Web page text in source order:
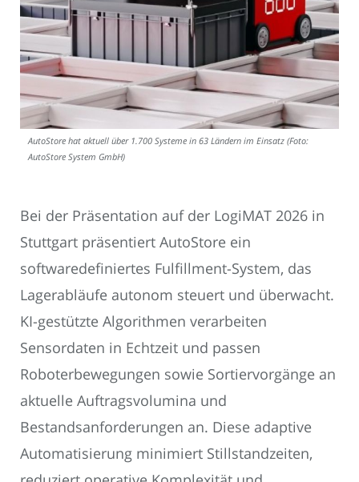
AutoStore hat aktuell über 1.700 Systeme in 63 Ländern im Einsatz (Foto:
AutoStore System GmbH)
Bei der Präsentation auf der LogiMAT 2026 in
Stuttgart präsentiert AutoStore ein
softwaredefiniertes Fulfillment-System, das
Lagerabläufe autonom steuert und überwacht.
KI-gestützte Algorithmen verarbeiten
Sensordaten in Echtzeit und passen
Roboterbewegungen sowie Sortiervorgänge an
aktuelle Auftragsvolumina und
Bestandsanforderungen an. Diese adaptive
Automatisierung minimiert Stillstandzeiten,